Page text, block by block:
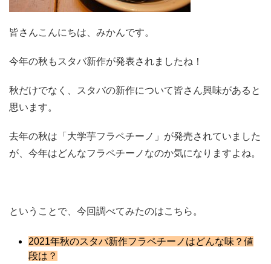
皆さんこんにちは、みかんです。
今年の秋もスタバ新作が発表されましたね！
秋だけでなく、スタバの新作について皆さん興味があると
思います。
去年の秋は「大学芋フラペチーノ」が発売されていました
が、今年はどんなフラペチーノなのか気になりますよね。
ということで、今回調べてみたのはこちら。
2021年秋のスタバ新作フラペチーノはどんな味？値
段は？